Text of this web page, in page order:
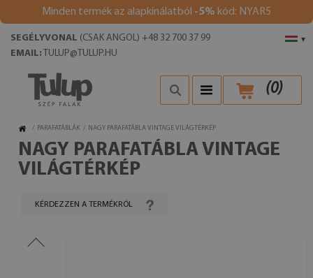
Minden termék az alapkínálatból -5% kód: NYAR5
▾
SEGÉLYVONAL (CSAK ANGOL) +48 32 700 37 99
EMAIL: TULUP@TULUP.HU
(0)
/ PARAFATÁBLÁK / NAGY PARAFATÁBLA VINTAGE VILÁGTÉRKÉP
NAGY PARAFATÁBLA VINTAGE
VILÁGTÉRKÉP
KÉRDEZZEN A TERMÉKRŐL